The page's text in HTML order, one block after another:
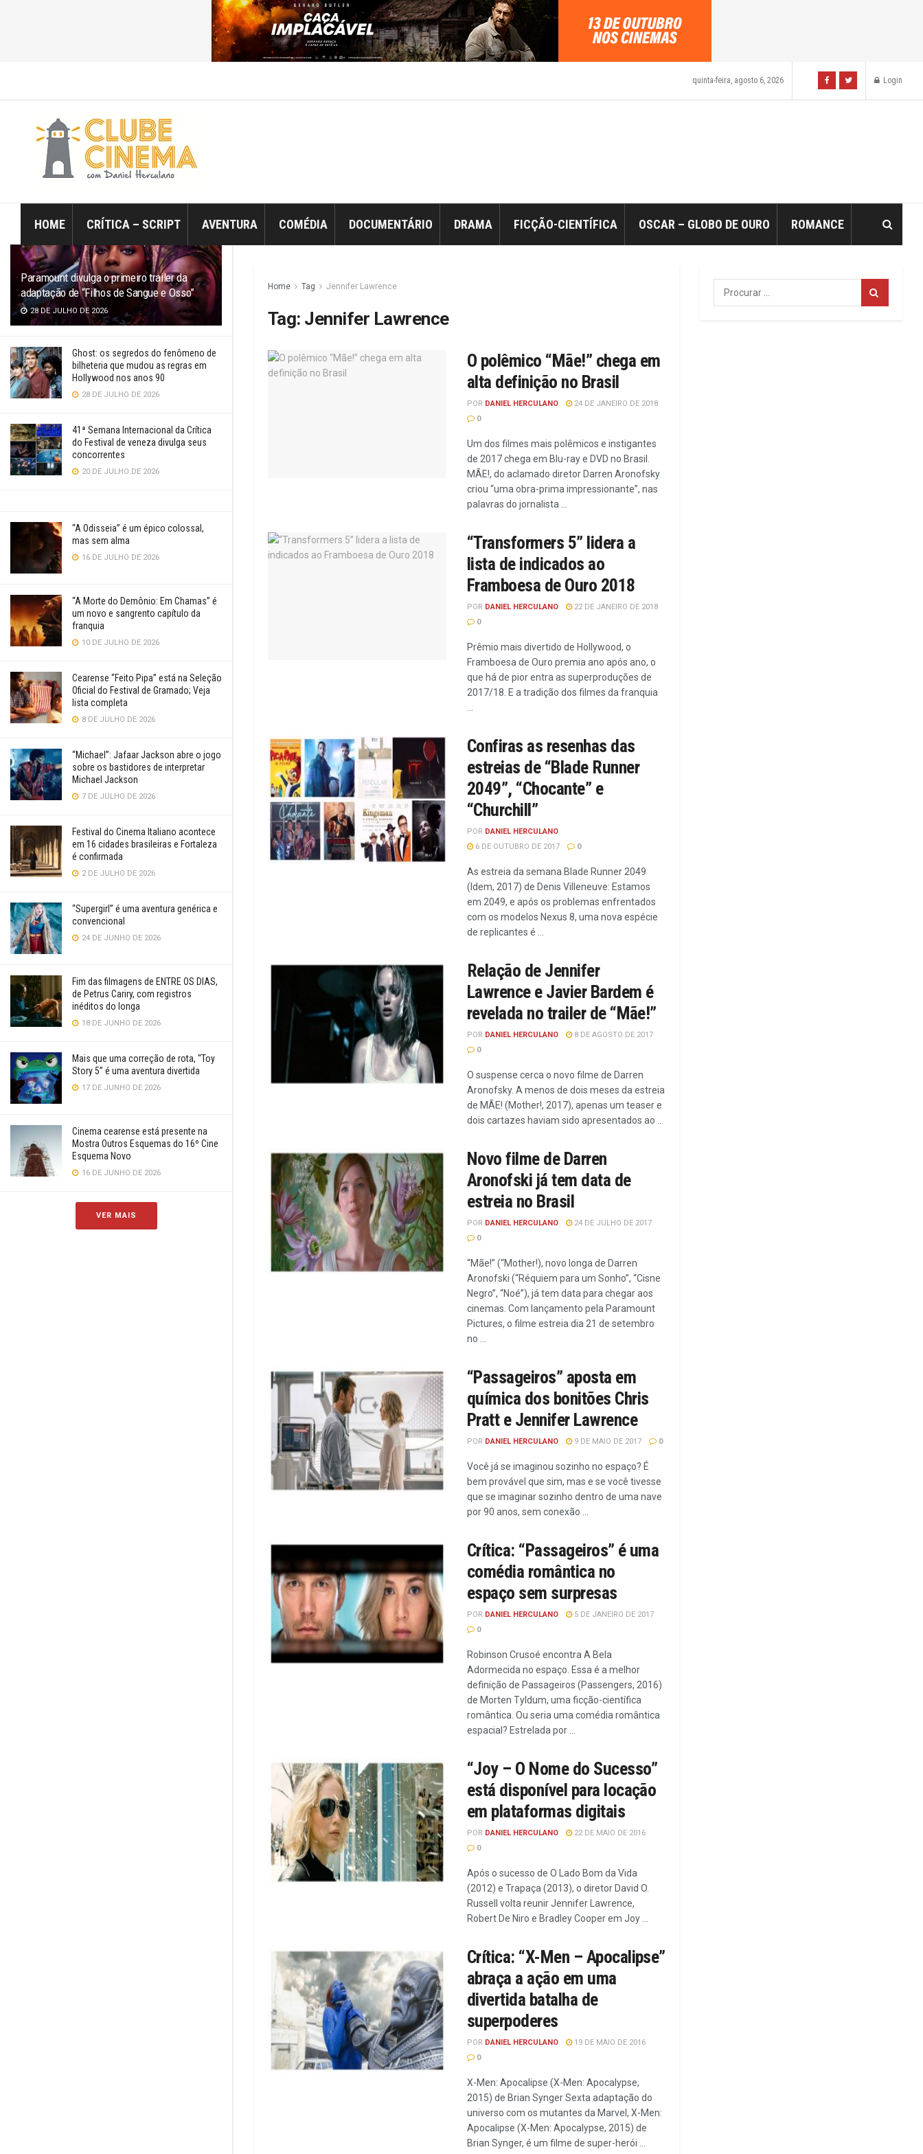
Paramount divulga o primeiro trailer da
adaptação de “Filhos de Sangue e Osso”
28 DE JULHO DE 2026
Ghost: os segredos do fenômeno de
bilheteria que mudou as regras em
Hollywood nos anos 90
28 DE JULHO DE 2026
41ª Semana Internacional da Crítica
do Festival de veneza divulga seus
concorrentes
20 DE JULHO DE 2026
“A Odisseia” é um épico colossal,
mas sem alma
16 DE JULHO DE 2026
“A Morte do Demônio: Em Chamas” é
um novo e sangrento capítulo da
franquia
10 DE JULHO DE 2026
Cearense “Feito Pipa” está na Seleção
Oficial do Festival de Gramado; Veja
lista completa
8 DE JULHO DE 2026
“Michael”: Jafaar Jackson abre o jogo
sobre os bastidores de interpretar
Michael Jackson
7 DE JULHO DE 2026
Festival do Cinema Italiano acontece
em 16 cidades brasileiras e Fortaleza
é confirmada
2 DE JULHO DE 2026
“Supergirl” é uma aventura genérica e
convencional
24 DE JUNHO DE 2026
Fim das filmagens de ENTRE OS DIAS,
de Petrus Cariry, com registros
inéditos do longa
18 DE JUNHO DE 2026
Mais que uma correção de rota, “Toy
Story 5” é uma aventura divertida
17 DE JUNHO DE 2026
Cinema cearense está presente na
Mostra Outros Esquemas do 16º Cine
Esquema Novo
16 DE JUNHO DE 2026
VER MAIS
quinta-feira, agosto 6, 2026 Login
HOME CRÍTICA – SCRIPT AVENTURA COMÉDIA DOCUMENTÁRIO DRAMA FICÇÃO-CIENTÍFICA OSCAR – GLOBO DE OURO ROMANCE
Home Tag Jennifer Lawrence
Tag: Jennifer Lawrence
O polêmico “Mãe!” chega em
alta definição no Brasil
POR DANIEL HERCULANO
24 DE JANEIRO DE 2018
0
Um dos filmes mais polêmicos e instigantes
de 2017 chega em Blu-ray e DVD no Brasil.
MÃE!, do aclamado diretor Darren Aronofsky
criou “uma obra-prima impressionante”, nas
palavras do jornalista ...
“Transformers 5” lidera a
lista de indicados ao
Framboesa de Ouro 2018
POR DANIEL HERCULANO
22 DE JANEIRO DE 2018
0
Prêmio mais divertido de Hollywood, o
Framboesa de Ouro premia ano após ano, o
que há de pior entra as superproduções de
2017/18. E a tradição dos filmes da franquia
Confiras as resenhas das
estreias de “Blade Runner
2049”, “Chocante” e
“Churchill”
POR DANIEL HERCULANO
6 DE OUTUBRO DE 2017
0
As estreia da semana Blade Runner 2049
(Idem, 2017) de Denis Villeneuve: Estamos
em 2049, e após os problemas enfrentados
com os modelos Nexus 8, uma nova espécie
de replicantes é ...
Relação de Jennifer
Lawrence e Javier Bardem é
revelada no trailer de “Mãe!”
POR DANIEL HERCULANO
8 DE AGOSTO DE 2017
0
O suspense cerca o novo filme de Darren
Aronofsky. A menos de dois meses da estreia
de MÃE! (Mother!, 2017), apenas um teaser e
dois cartazes haviam sido apresentados ao ...
Novo filme de Darren
Aronofski já tem data de
estreia no Brasil
POR DANIEL HERCULANO
24 DE JULHO DE 2017
0
“Mãe!” (“Mother!), novo longa de Darren
Aronofski (“Réquiem para um Sonho”, “Cisne
Negro”, “Noé”), já tem data para chegar aos
cinemas. Com lançamento pela Paramount
Pictures, o filme estreia dia 21 de setembro
no ...
“Passageiros” aposta em
química dos bonitões Chris
Pratt e Jennifer Lawrence
POR DANIEL HERCULANO 9 DE MAIO DE 2017 0
Você já se imaginou sozinho no espaço? É
bem provável que sim, mas e se você tivesse
que se imaginar sozinho dentro de uma nave
por 90 anos, sem conexão ...
Crítica: “Passageiros” é uma
comédia romântica no
espaço sem surpresas
POR DANIEL HERCULANO
5 DE JANEIRO DE 2017
0
Robinson Crusoé encontra A Bela
Adormecida no espaço. Essa é a melhor
definição de Passageiros (Passengers, 2016)
de Morten Tyldum, uma ficção-científica
romântica. Ou seria uma comédia romântica
espacial? Estrelada por ...
“Joy – O Nome do Sucesso”
está disponível para locação
em plataformas digitais
POR DANIEL HERCULANO
22 DE MAIO DE 2016
0
Após o sucesso de O Lado Bom da Vida
(2012) e Trapaça (2013), o diretor David O.
Russell volta reunir Jennifer Lawrence,
Robert De Niro e Bradley Cooper em Joy ...
Crítica: “X-Men – Apocalipse”
abraça a ação em uma
divertida batalha de
superpoderes
POR DANIEL HERCULANO
19 DE MAIO DE 2016
0
X-Men: Apocalipse (X-Men: Apocalypse,
2015) de Brian Synger Sexta adaptação do
universo com os mutantes da Marvel, X-Men:
Apocalipse (X-Men: Apocalypse, 2015) de
Brian Synger, é um filme de super-herói ...